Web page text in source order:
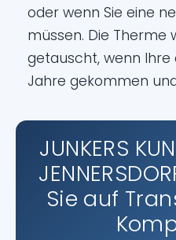
oder wenn Sie eine
müssen. Die Therme
getauscht, wenn Ihre
Jahre gekommen
JUNKERS
Sie auf